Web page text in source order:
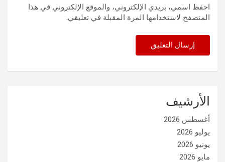
احفظ اسمي، بريدي الإلكتروني، والموقع الإلكتروني في هذا
المتصفح لاستخدامها المرة المقبلة في تعليقي.
الأرشيف
أغسطس 2026
يوليو 2026
يونيو 2026
مايو 2026